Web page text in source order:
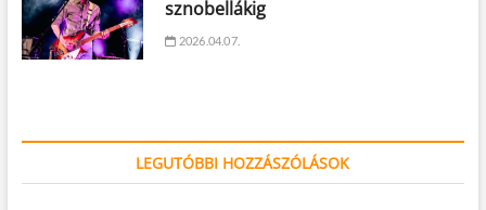
sznobellákig
2026.04.07.
LEGUTÓBBI HOZZÁSZÓLÁSOK